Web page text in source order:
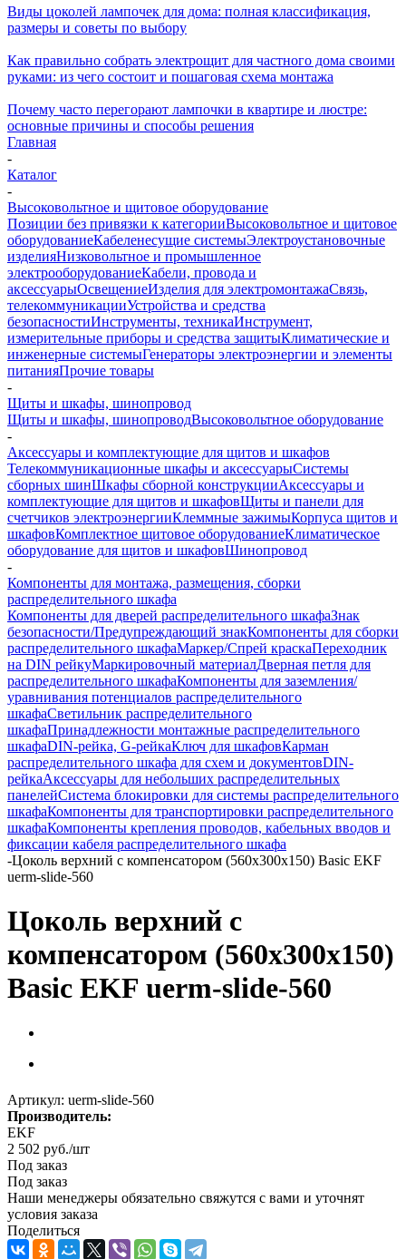
Виды цоколей лампочек для дома: полная классификация,
размеры и советы по выбору
Как правильно собрать электрощит для частного дома своими
руками: из чего состоит и пошаговая схема монтажа
Почему часто перегорают лампочки в квартире и люстре:
основные причины и способы решения
Главная
-
Каталог
-
Высоковольтное и щитовое оборудование
Позиции без привязки к категорииВысоковольтное и щитовое
оборудованиеКабеленесущие системыЭлектроустановочные
изделияНизковольтное и промышленное
электрооборудованиеКабели, провода и
аксессуарыОсвещениеИзделия для электромонтажаСвязь,
телекоммуникацииУстройства и средства
безопасностиИнструменты, техникаИнструмент,
измерительные приборы и средства защитыКлиматические и
инженерные системыГенераторы электроэнергии и элементы
питанияПрочие товары
-
Щиты и шкафы, шинопровод
Щиты и шкафы, шинопроводВысоковольтное оборудование
-
Аксессуары и комплектующие для щитов и шкафов
Телекоммуникационные шкафы и аксессуарыСистемы
сборных шинШкафы сборной конструкцииАксессуары и
комплектующие для щитов и шкафовЩиты и панели для
счетчиков электроэнергииКлеммные зажимыКорпуса щитов и
шкафовКомплектное щитовое оборудованиеКлиматическое
оборудование для щитов и шкафовШинопровод
-
Компоненты для монтажа, размещения, сборки
распределительного шкафа
Компоненты для дверей распределительного шкафаЗнак
безопасности/Предупреждающий знакКомпоненты для сборки
распределительного шкафаМаркер/Спрей краскаПереходник
на DIN рейкуМаркировочный материалДверная петля для
распределительного шкафаКомпоненты для заземления/
уравнивания потенциалов распределительного
шкафаСветильник распределительного
шкафаПринадлежности монтажные распределительного
шкафаDIN-рейка, G-рейкаКлюч для шкафовКарман
распределительного шкафа для схем и документовDIN-
рейкаАксессуары для небольших распределительных
панелейСистема блокировки для системы распределительного
шкафаКомпоненты для транспортировки распределительного
шкафаКомпоненты крепления проводов, кабельных вводов и
фиксации кабеля распределительного шкафа
-Цоколь верхний с компенсатором (560х300х150) Basic EKF
uerm-slide-560
Цоколь верхний с
компенсатором (560х300х150)
Basic EKF uerm-slide-560
Артикул: uerm-slide-560
Производитель:
EKF
2 502 руб./шт
Под заказ
Под заказ
Наши менеджеры обязательно свяжутся с вами и уточнят
условия заказа
Поделиться